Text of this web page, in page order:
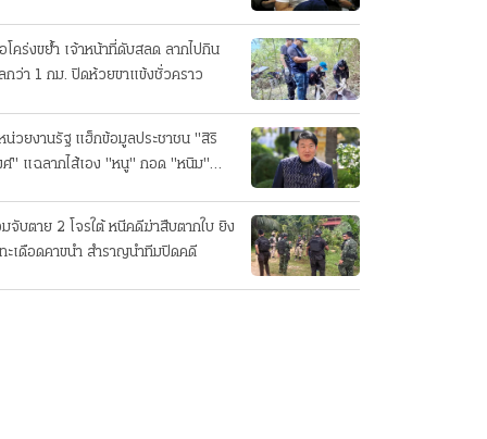
โคร่งขย้ำ เจ้าหน้าที่ดับสลด ลากไปกิน
กว่า 1 กม. ปิดห้วยขาแข้งชั่วคราว
น่วยงานรัฐ แฮ็กข้อมูลประชาชน "สิริ
" แฉลากไส้เอง "หนู" กอด "หนิม"
จับตาย 2 โจรใต้ หนีคดีฆ่าสืบตากใบ ยิง
ะเดือดคาขนำ สำราญนำทีมปิดคดี